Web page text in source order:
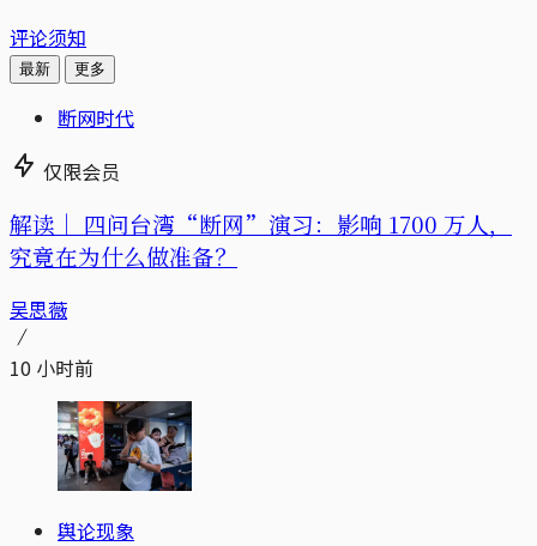
评论须知
最新 更多
断网时代
仅限会员
解读｜ 四问台湾“断网”演习：影响 1700 万人，
究竟在为什么做准备？
吴思薇
10 小时前
舆论现象